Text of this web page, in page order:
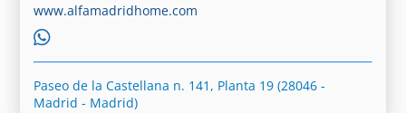
www.alfamadridhome.com
Paseo de la Castellana n. 141, Planta 19 (28046 -
Madrid - Madrid)